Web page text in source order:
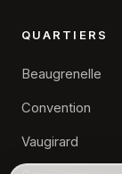
QUARTIERS
Beaugrenelle
Convention
Vaugirard